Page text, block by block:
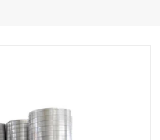
镁质防火风管